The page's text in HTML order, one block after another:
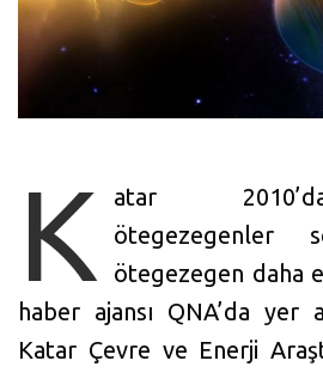
K
atar
ötegezegenler
ötegezegen daha
haber ajansı QNA’da yer
Katar Çevre ve Enerji